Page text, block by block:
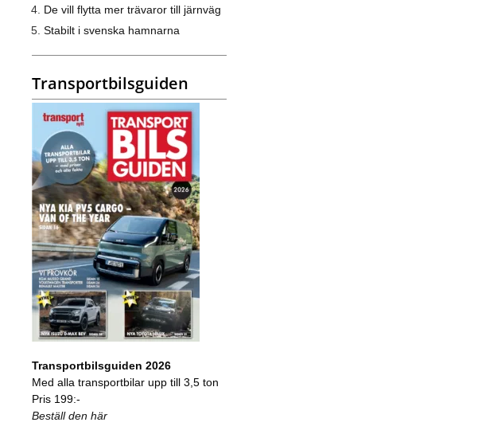
De vill flytta mer trävaror till järnväg
Stabilt i svenska hamnarna
Transportbilsguiden
Transportbilsguiden 2026
Med alla transportbilar upp till 3,5 ton
Pris 199:-
Beställ den här